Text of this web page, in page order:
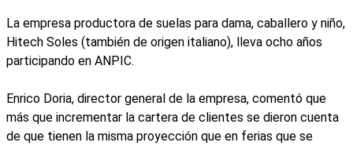
La empresa productora de suelas para dama, caballero y niño,
Hitech Soles (también de origen italiano), lleva ocho años
participando en ANPIC.
Enrico Doria, director general de la empresa, comentó que
más que incrementar la cartera de clientes se dieron cuenta
de que tienen la misma proyección que en ferias que se